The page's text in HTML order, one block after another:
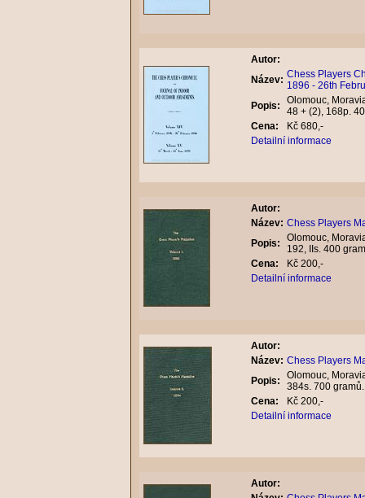
Autor:
Název: Chess Players
1896 - 26th
Popis:
Olomouc,
48 + (2), 168p.
Cena:
Kč 680,-
Detailní informace
Autor:
Název: Chess Players
Popis:
Olomouc,
192, IIs. 400
Cena:
Kč 200,-
Detailní informace
Autor:
Název: Chess Players
Popis:
Olomouc,
384s. 700
Cena:
Kč 200,-
Detailní informace
Autor: